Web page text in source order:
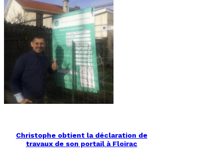
Christophe obtient la déclaration de
travaux de son portail à Floirac